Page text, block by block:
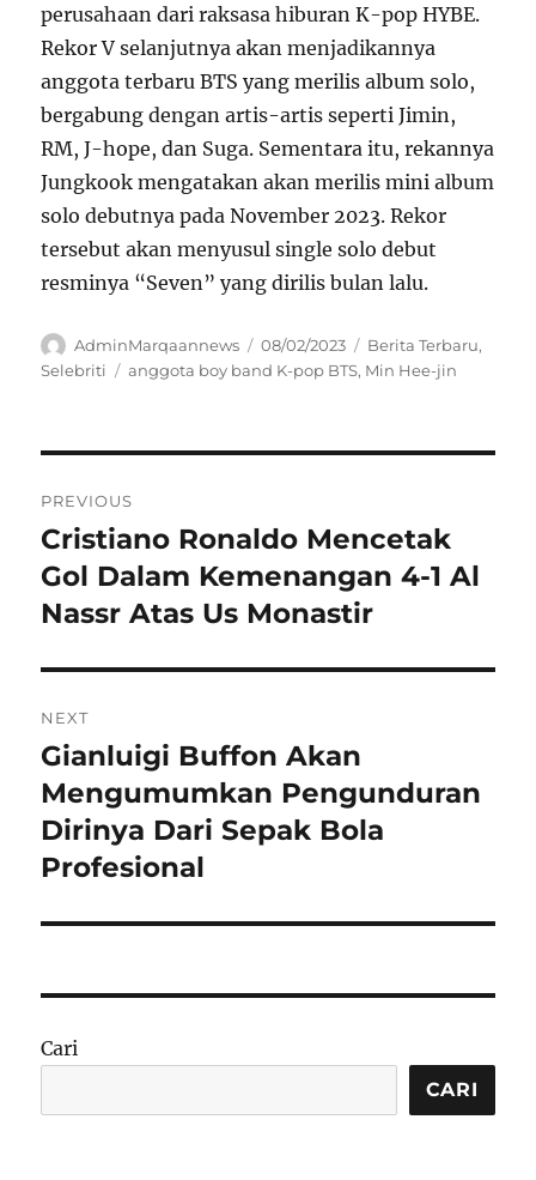
perusahaan dari raksasa hiburan K-pop HYBE.
Rekor V selanjutnya akan menjadikannya
anggota terbaru BTS yang merilis album solo,
bergabung dengan artis-artis seperti Jimin,
RM, J-hope, dan Suga. Sementara itu, rekannya
Jungkook mengatakan akan merilis mini album
solo debutnya pada November 2023. Rekor
tersebut akan menyusul single solo debut
resminya “Seven” yang dirilis bulan lalu.
Author
AdminMarqaannews
Posted
on
08/02/2023 Categories
Berita Terbaru,
Selebriti
Tags
anggota boy band K-pop BTS, Min Hee-jin
pos
PREVIOUS
Previous
post:
Cristiano Ronaldo Mencetak
Gol Dalam Kemenangan 4-1 Al
Nassr Atas Us Monastir
NEXT
Next
post:
Gianluigi Buffon Akan
Mengumumkan Pengunduran
Dirinya Dari Sepak Bola
Profesional
Cari
CARI